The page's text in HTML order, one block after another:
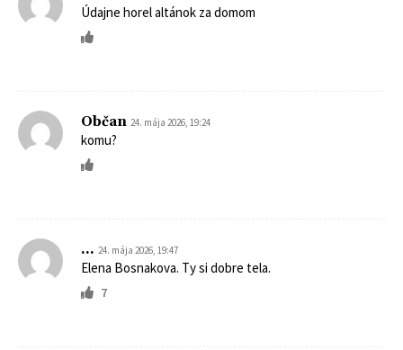
Údajne horel altánok za domom
Občan 24. mája 2026, 19:24
komu?
... 24. mája 2026, 19:47
Elena Bosnakova. Ty si dobre tela.
7